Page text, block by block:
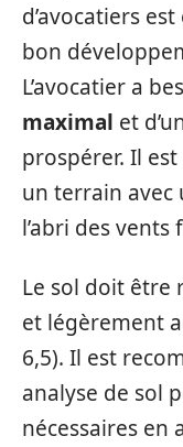
d’avocatiers
bon
L’avocatier a
maximal et
prospérer. Il
un terrain avec
l’abri des vents
Le sol doit être
et légèrement
6,5). Il est
analyse de sol
nécessaires en